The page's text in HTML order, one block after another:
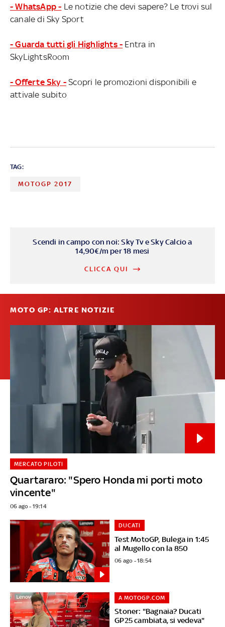
- WhatsApp - Le notizie che devi sapere? Le trovi sul
canale di Sky Sport
- Guarda tutti gli Highlights - Entra in
SkyLightsRoom
- Offerte Sky - Scopri le promozioni disponibili e
attivale subito
TAG:
MOTOGP 2017
Scendi in campo con noi: Sky Tv e Sky Calcio a
14,90€/m per 18 mesi
CLICCA QUI
MOTO GP: ALTRE NOTIZIE
Quartararo: "Spero Honda mi porti moto
vincente"
MERCATO PILOTI
06 ago - 19:14
Test MotoGP, Bulega in 1:45
al Mugello con la 850
DUCATI
06 ago - 18:54
Stoner: "Bagnaia? Ducati
GP25 cambiata, si vedeva"
A MOTOGP.COM